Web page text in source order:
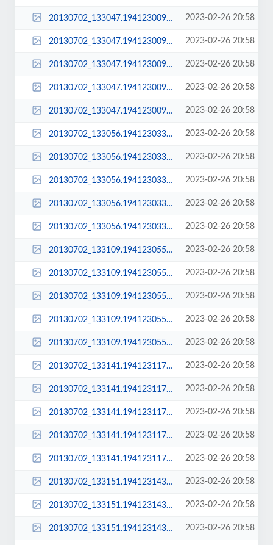
20130702_133047.194123009.jpg 2023-02-26 20:58
20130702_133047.194123009_large.jpg 2023-02-26 20:58
20130702_133047.194123009_sq_thumb_m.jpg 2023-02-26 20:58
20130702_133047.194123009_sq_thumb_s.jpg 2023-02-26 20:58
20130702_133047.194123009_std.jpg 2023-02-26 20:58
20130702_133056.194123033.jpg 2023-02-26 20:58
20130702_133056.194123033_large.jpg 2023-02-26 20:58
20130702_133056.194123033_sq_thumb_m.jpg 2023-02-26 20:58
20130702_133056.194123033_sq_thumb_s.jpg 2023-02-26 20:58
20130702_133056.194123033_std.jpg 2023-02-26 20:58
20130702_133109.194123055.jpg 2023-02-26 20:58
20130702_133109.194123055_large.jpg 2023-02-26 20:58
20130702_133109.194123055_sq_thumb_m.jpg 2023-02-26 20:58
20130702_133109.194123055_sq_thumb_s.jpg 2023-02-26 20:58
20130702_133109.194123055_std.jpg 2023-02-26 20:58
20130702_133141.194123117.jpg 2023-02-26 20:58
20130702_133141.194123117_large.jpg 2023-02-26 20:58
20130702_133141.194123117_sq_thumb_m.jpg 2023-02-26 20:58
20130702_133141.194123117_sq_thumb_s.jpg 2023-02-26 20:58
20130702_133141.194123117_std.jpg 2023-02-26 20:58
20130702_133151.194123143.jpg 2023-02-26 20:58
20130702_133151.194123143_large.jpg 2023-02-26 20:58
20130702_133151.194123143_sq_thumb_m.jpg 2023-02-26 20:58